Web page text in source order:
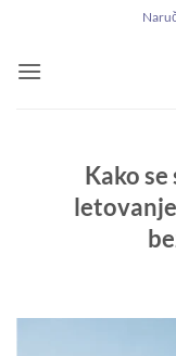
sadržaj
Kako